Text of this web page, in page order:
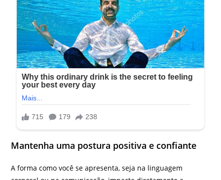
Mantenha uma postura positiva e confiante
A forma como você se apresenta, seja na linguagem